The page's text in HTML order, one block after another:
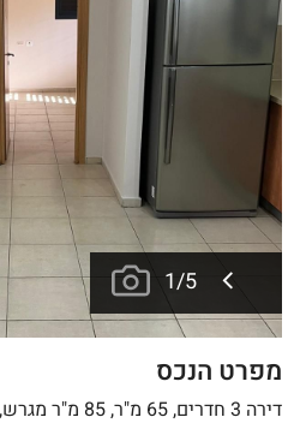
1/5
מפרט הנכס
דירה 3 חדרים, 65 מ"ר, 85 מ"ר מגרש, 20 מ"ר גינה, יש חניה